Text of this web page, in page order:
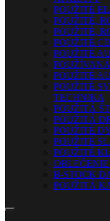
POUŽITÉ
POUŽITÉ,
POUŽITÉ,
POUŽITÉ
POUŽITÉ
POUŽITÉ
POUŽITÉ
TECHNIKA
POUŽITÁ
POUŽITÁ
POUŽITÉ
POUŽITÉ
POUŽITÉ
B-STOCK
POUŽITÁ